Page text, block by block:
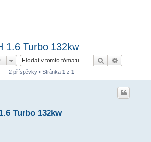
1.6 Turbo 132kw
Hledat
2 příspěvky • Stránka 1 z 1
Turbo 132kw